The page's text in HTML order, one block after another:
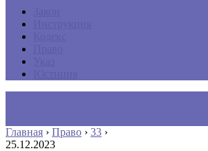
Главная › Право › 33 ›
25.12.2023